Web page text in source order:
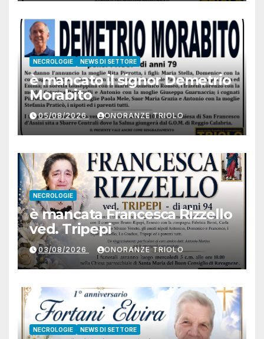
NECROLOGIE NEWS DI SETTORE
è mancato il signor Demetrio
Morabito
05/08/2026 ONORANZE TRIOLO
NECROLOGIE
è mancata Francesca Rizzello
ved. Tripepi
03/08/2026 ONORANZE TRIOLO
NECROLOGIE NEWS DI SETTORE